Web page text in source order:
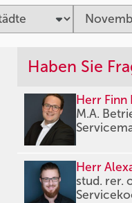
Haben Sie
Herr Finn
M.A.
Herr
stud. rer.